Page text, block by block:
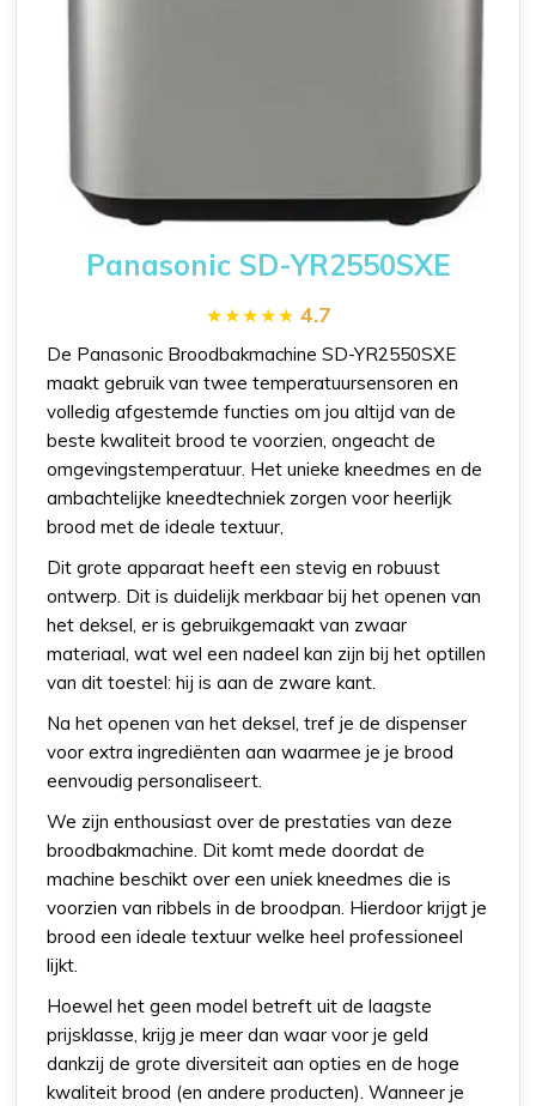
Panasonic SD-YR2550SXE
4.7
De Panasonic Broodbakmachine SD-YR2550SXE
maakt gebruik van twee temperatuursensoren en
volledig afgestemde functies om jou altijd van de
beste kwaliteit brood te voorzien, ongeacht de
omgevingstemperatuur. Het unieke kneedmes en de
ambachtelijke kneedtechniek zorgen voor heerlijk
brood met de ideale textuur,
Dit grote apparaat heeft een stevig en robuust
ontwerp. Dit is duidelijk merkbaar bij het openen van
het deksel, er is gebruikgemaakt van zwaar
materiaal, wat wel een nadeel kan zijn bij het optillen
van dit toestel: hij is aan de zware kant.
Na het openen van het deksel, tref je de dispenser
voor extra ingrediënten aan waarmee je je brood
eenvoudig personaliseert.
We zijn enthousiast over de prestaties van deze
broodbakmachine. Dit komt mede doordat de
machine beschikt over een uniek kneedmes die is
voorzien van ribbels in de broodpan. Hierdoor krijgt je
brood een ideale textuur welke heel professioneel
lijkt.
Hoewel het geen model betreft uit de laagste
prijsklasse, krijg je meer dan waar voor je geld
dankzij de grote diversiteit aan opties en de hoge
kwaliteit brood (en andere producten). Wanneer je